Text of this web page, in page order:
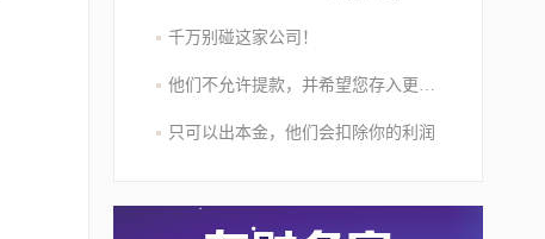
千万别碰这家公司！
他们不允许提款，并希望您存入更多的资金
只可以出本金，他们会扣除你的利润